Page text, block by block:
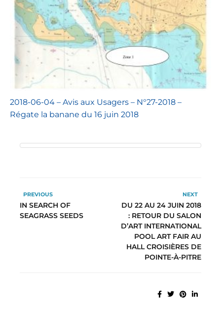
2018-06-04 – Avis aux Usagers – N°27-2018 –
Régate la banane du 16 juin 2018
PREVIOUS
IN SEARCH OF
SEAGRASS SEEDS
NEXT
DU 22 AU 24 JUIN 2018
: RETOUR DU SALON
D’ART INTERNATIONAL
POOL ART FAIR AU
HALL CROISIÈRES DE
POINTE-À-PITRE